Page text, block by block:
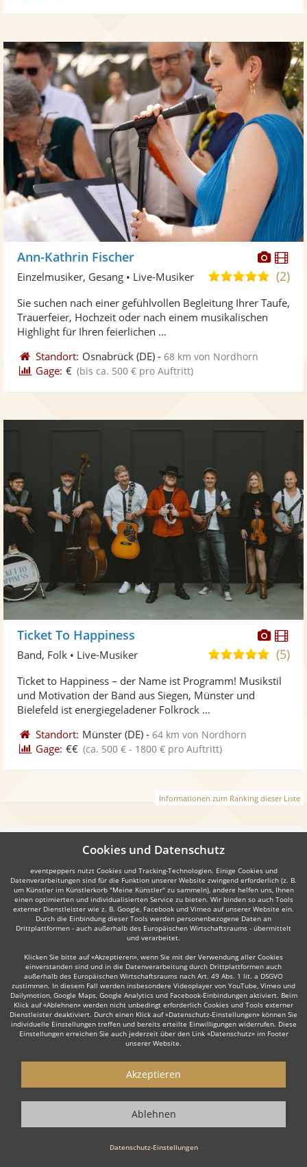
Fotos
Ann-Kathrin Fischer
5,0
5
(2)
Einzelmusiker, Gesang • Live-Musiker
Sie suchen nach einer gefühlvollen Begleitung Ihrer Taufe,
Trauerfeier, Hochzeit oder nach einem musikalischen
Highlight für Ihren feierlichen ...
Standort: Osnabrück (DE) -68 km von Nordhorn
Gage: € (bis ca. 500 € pro Auftritt)
Fotos
Ticket To Happiness
5,0
5
(5)
Band, Folk • Live-Musiker
Ticket to Happiness – der Name ist Programm! Musikstil
und Motivation der Band aus Siegen, Münster und
Bielefeld ist energiegeladener Folkrock ...
Standort: Münster (DE) -64 km von Nordhorn
Gage: €€ (ca. 500 € - 1800 € pro Auftritt)
Informationen zum Ranking dieser Liste
Weiter
Manche dieser Live-Musiker bieten ihre Dienste auch in
Dülmen,Ahaus,Greven,Coesfeld,Cloppenburgoder
Emsdetten.
Live-Musiker gesucht?
Sie sind auf der Suche nach einem Live Musiker, der Ihr Event zu
einem einzigartigen Erlebnis macht? Dann sind Sie hier genau
Musik zur Hochzeit oder die energiegeladene Performance einer
Cookies und Datenschutz
eventpeppers nutzt Cookies und Tracking-Technologien. Einige Cookies und
Datenverarbeitungen sind für die Funktion unserer Website zwingend erforderlich (z. B.
um Künstler im Künstlerkorb "Meine Künstler" zu sammeln), andere helfen uns, Ihnen
einen optimierten und individualisierten Service zu bieten. Wir binden so auch Tools
externer Dienstleister wie z. B. Google, Facebook und Vimeo auf unserer Website ein.
Durch die Einbindung dieser Tools werden personenbezogene Daten an
Drittplattformen - auch außerhalb des Europäischen Wirtschaftsraums - übermittelt
und verarbeitet.
Klicken Sie bitte auf «Akzeptieren», wenn Sie mit der Verwendung aller Cookies
einverstanden sind und in die Datenverarbeitung durch Drittplattformen auch
außerhalb des Europäischen Wirtschaftsraums nach Art. 49 Abs. 1 lit. a DSGVO
zustimmen. In diesem Fall werden insbesondere Videoplayer von YouTube, Vimeo und
Dailymotion, Google Maps, Google Analytics und Facebook-Einbindungen aktiviert. Beim
Klick auf «Ablehnen» werden nicht unbedingt erforderlich Cookies und Tools externer
Dienstleister deaktiviert. Durch einen Klick auf «Datenschutz-Einstellungen» können Sie
individuelle Einstellungen treffen und bereits erteilte Einwilligungen widerrufen. Diese
Einstellungen erreichen Sie auch jederzeit über den Link «Datenschutz» im Footer
unserer Website.
Datenschutz-Einstellungen
Akzeptieren
Ablehnen